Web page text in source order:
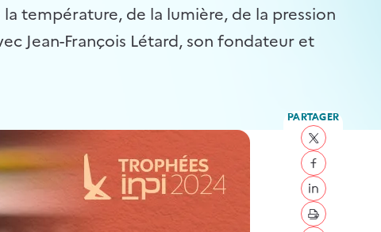
température, de la lumière, de la pression
Jean-François Létard, son fondateur et
PARTAGER
Partager sur
Partager sur
Partager sur
imprimer